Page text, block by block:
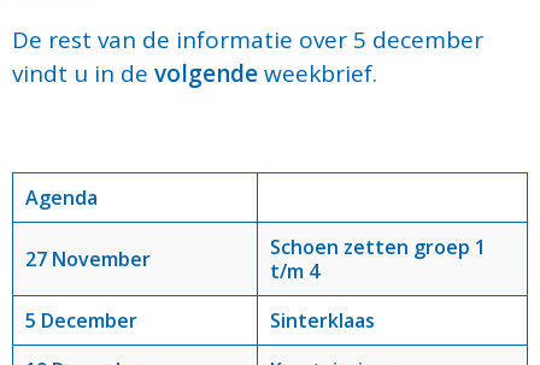
De rest van de informatie over 5 december
vindt u in de volgendeweekbrief.
Agenda
27 November
Schoen zetten groep 1
t/m 4
5 December
Sinterklaas